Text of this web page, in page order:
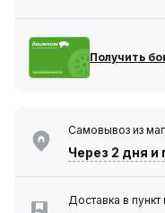
Получить
Самовывоз из
Через 2 дня и
Доставка в